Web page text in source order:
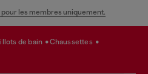
les membres uniquement.
de bain
chaussettes